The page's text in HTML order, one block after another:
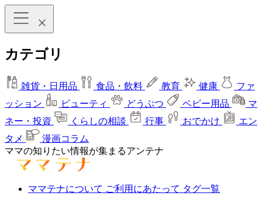
カテゴリ
雑貨・日用品 食品・飲料 教育 健康
ファ
ッション
ビューティ どうぶつ ベビー用品
マ
ネー・投資
くらしの相談 行事 おでかけ
エン
タメ
漫画コラム
ママの知りたい情報が集まるアンテナ
ママテナについて ご利用にあたって タグ一覧